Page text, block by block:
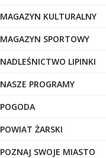
MAGAZYN KULTURALNY
MAGAZYN SPORTOWY
NADLEŚNICTWO LIPINKI
NASZE PROGRAMY
POGODA
POWIAT ŻARSKI
POZNAJ SWOJE MIASTO